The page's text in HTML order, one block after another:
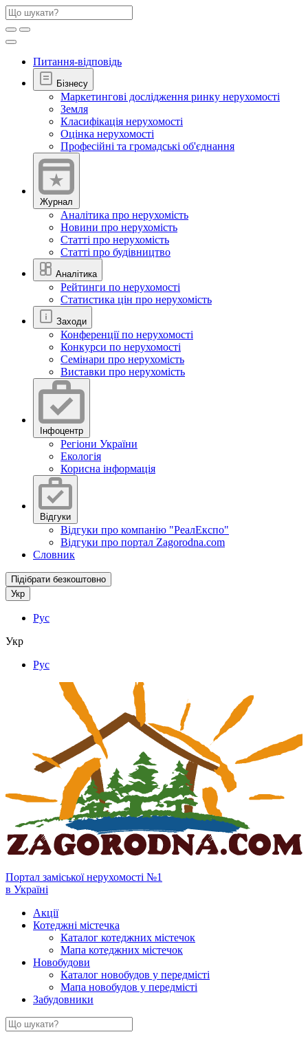
Питання-відповідь
Бізнесу
Маркетингові дослідження ринку нерухомості
Земля
Класифікація нерухомості
Оцінка нерухомості
Професійні та громадські об'єднання
Журнал
Аналітика про нерухомість
Новини про нерухомість
Статті про нерухомість
Статті про будівництво
Аналітика
Рейтинги по нерухомості
Статистика цін про нерухомість
Заходи
Конференції по нерухомості
Конкурси по нерухомості
Семінари про нерухомість
Виставки про нерухомість
Інфоцентр
Регіони України
Екологія
Корисна інформація
Відгуки
Відгуки про компанію "РеалЕкспо"
Відгуки про портал Zagorodna.com
Словник
Підібрати безкоштовно
Укр
Рус
Укр
Рус
Портал заміської нерухомості №1
в Україні
Акції
Котеджні містечка
Каталог котеджних містечок
Мапа котеджних містечок
Новобудови
Каталог новобудов у передмісті
Мапа новобудов у передмісті
Забудовники